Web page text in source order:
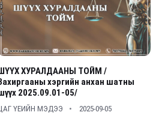
ХУРАЛДААНЫ ТОЙМ /
хэргийн анхан шатны
2025.09.01-05/
ҮЕИЙН МЭДЭЭ 2025-09-05